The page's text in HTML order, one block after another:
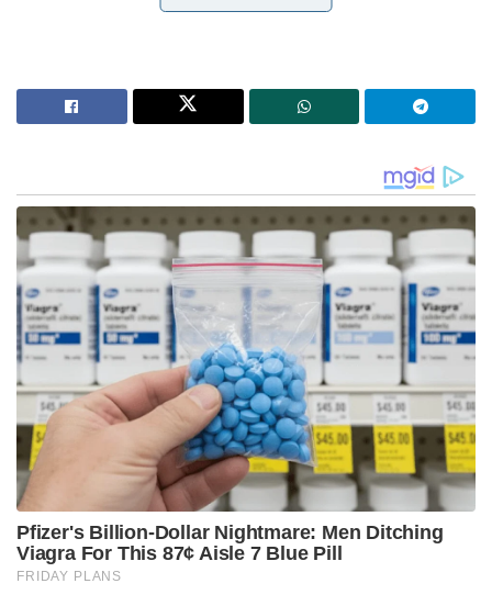
പാർട്ടിക്ക് വേണ്ടി പ്രതികരിച്ചതിനാണ് കള്ളക്കേസിൽ
പ്രസവിക്കുന്നതിന് മനപൂർവം നിർബന്ധിച്ചുവെന്നാണ്
സിറാജ്ജുദ്ദിനെതിരായ കുറ്റം. പ്രസവത്തിൽ അസ്മ
മരിച്ചതിനാൽ നരഹത്യയും പിന്നീട് തെളിവ്
നശിപ്പിച്ചതിനാൽ ഈ കുറ്റവും സിറാജുദ്ദീനെതിരെ
ചുമത്തിയിട്ടുണ്ട്. യുവതിയുടെ മരണം അതി
ദാരുണമെന്നാണ് പോസ്റ്റ്‌മോർട്ടം റിപ്പോർട്ട്
വ്യക്തമാക്കുന്നത്. പ്രസവശേഷം വൈദ്യസഹായം
ലഭിക്കാതെ രക്തം വാർന്നാണ് യുവതി മരിച്ചതെന്നാണ്
കണ്ടെത്തൽ.
Tags: malappuram ASMA